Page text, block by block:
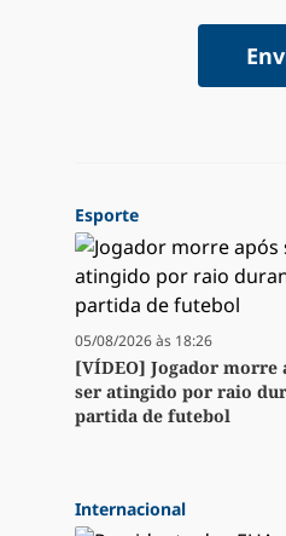
Esporte
05/08/2026 às 18:26
[VÍDEO] Jogador morre
ser atingido por raio
partida de futebol
Internacional